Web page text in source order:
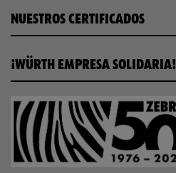
NUESTROS CERTIFICADOS
¡WÜRTH EMPRESA SOLIDARIA!